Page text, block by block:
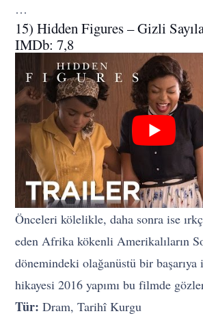
…
15) Hidden Figures – Gizli
IMDb: 7,8
Önceleri kölelikle, daha sonra ise
eden Afrika kökenli Amerikalıların
dönemindeki olağanüstü bir başarıya
hikayesi 2016 yapımı bu filmde
Tür: Dram, Tarihî Kurgu